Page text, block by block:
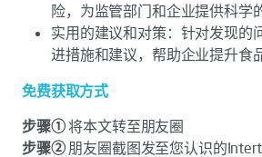
险，为监管部门和企业提供科学
实用的建议和对策：针对发现的
进措施和建议，帮助企业提升食
免费获取方式
步骤①将本文转至朋友圈
步骤② 朋友圈截图发至您认识的